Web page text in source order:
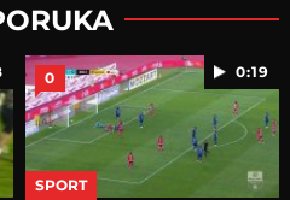
0:19
0
SPORT